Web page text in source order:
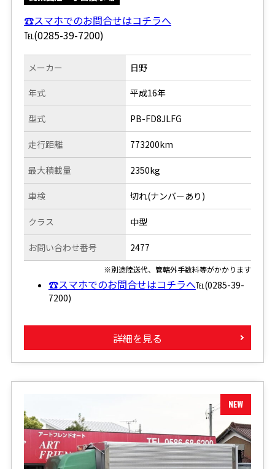
☎スマホでのお問合せはコチラへ
℡(0285-39-7200)
メーカー
年式
型式
走行距離
日野
平成16年
PB-FD8JLFG
773200km
最大積載量
車検
クラス
お問い合わせ番号
2350kg
切れ(ナンバーあり)
中型
2477
※別途陸送代、管轄外手数料等がかかります
☎スマホでのお問合せはコチラへ℡(0285-39-
7200)
詳細を見る